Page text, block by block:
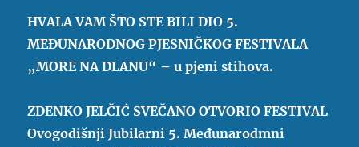
HVALA VAM ŠTO STE BILI DIO 5.
MEĐUNARODNOG PJESNIČKOG FESTIVALA
„MORE NA DLANU“ – u pjeni stihova.
ZDENKO JELČIĆ SVEČANO OTVORIO FESTIVAL
Ovogodišnji Jubilarni 5. Međunarodmni